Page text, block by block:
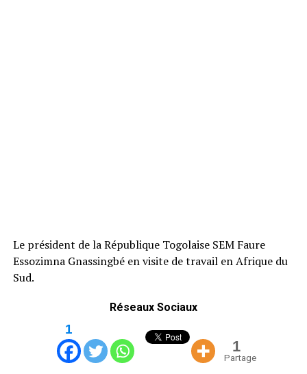
Le président de la République Togolaise SEM Faure
Essozimna Gnassingbé en visite de travail en Afrique du
Sud.
Réseaux Sociaux
1
1
Partage